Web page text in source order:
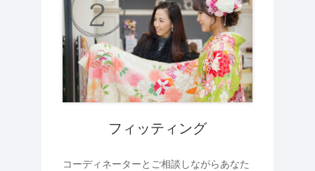
フィッティング
コーディネーターとご相談しながらあなた